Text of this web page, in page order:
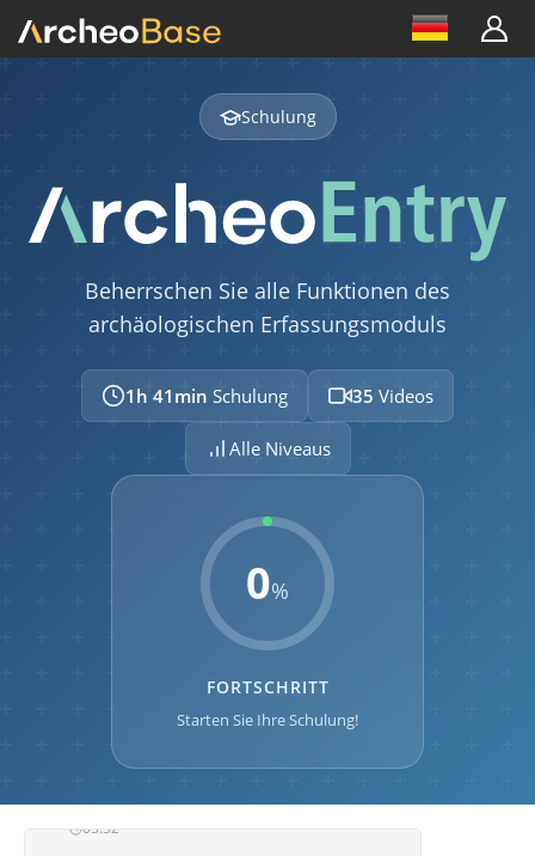
Schulung
Beherrschen Sie alle Funktionen des
archäologischen Erfassungsmoduls
1h 41min Schulung 35 Videos
Alle Niveaus
0%
FORTSCHRITT
Starten Sie Ihre Schulung!
Formularanzeige
Gesamtübersicht des Fotomoduls
03:33
Fotos hinzufügen
02:34
Verknüpfung
01:42
Formulare ohne Fotos erstellen
01:05
Auf Fotos kommentieren und zeichnen
Orthofotos importieren
Allgemeine Vorstellung des
Zeichnungsmoduls
03:32